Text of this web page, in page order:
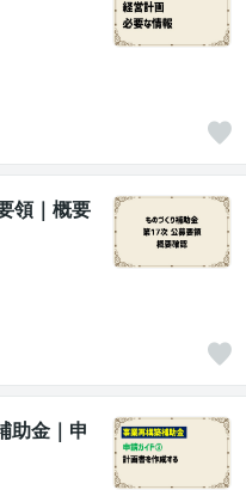
領｜概要
助金｜申